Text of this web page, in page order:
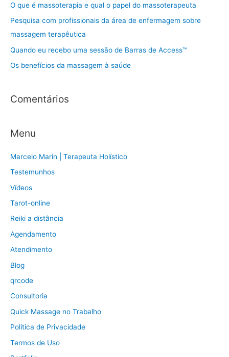
p
o
:
O que é massoterapia e qual o papel do massoterapeuta
Pesquisa com profissionais da área de enfermagem sobre
massagem terapêutica
Quando eu recebo uma sessão de Barras de Access™
Os benefícios da massagem à saúde
Comentários
Menu
Marcelo Marin | Terapeuta Holístico
Testemunhos
Vídeos
Tarot-online
Reiki a distância
Agendamento
Atendimento
Blog
qrcode
Consultoria
Quick Massage no Trabalho
Política de Privacidade
Termos de Uso